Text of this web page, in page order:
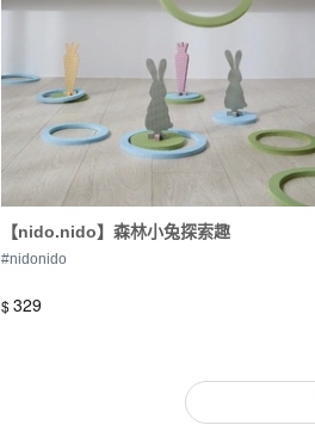
【nido.nido】森林小兔探索趣
#nidonido
$329